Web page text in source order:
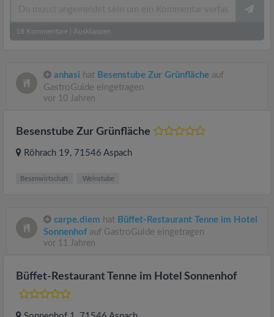
18 Kommentare Ausklappen
anhasi hat Besenstube Zur Grünfläche auf
GastroGuide eingetragen
vor 10 Jahren
Besenstube Zur Grünfläche
Röhrach 19, 71546 Aspach
Besenwirtschaft Weinstube
carpe.diem hat Büffet-Restaurant Tenne im Hotel
Sonnenhof auf GastroGuide eingetragen
vor 11 Jahren
Büffet-Restaurant Tenne im Hotel Sonnenhof